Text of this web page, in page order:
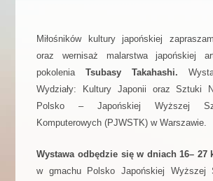
Miłośników kultury japońskiej
oraz wernisaż malarstwa japońskiej
pokoleniaTsubasy Takahashi.
Wydziały: Kultury Japonii oraz Sztuki
Polsko – Japońskiej Wyższej
Komputerowych (PJWSTK) w Warszawie.
Wystawa odbędzie się w dniach 16– 27
w gmachu Polsko Japońskiej Wyższej